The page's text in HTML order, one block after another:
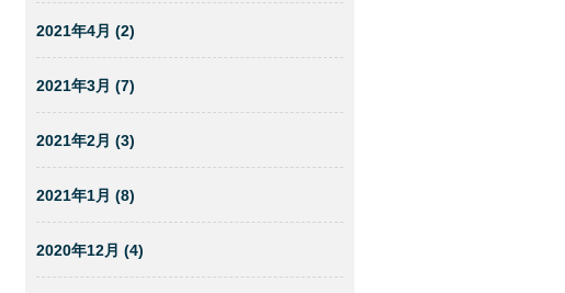
2021年4月 (2)
2021年3月 (7)
2021年2月 (3)
2021年1月 (8)
2020年12月 (4)